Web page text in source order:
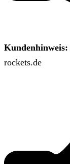
Kundenhinweis:
rockets.de